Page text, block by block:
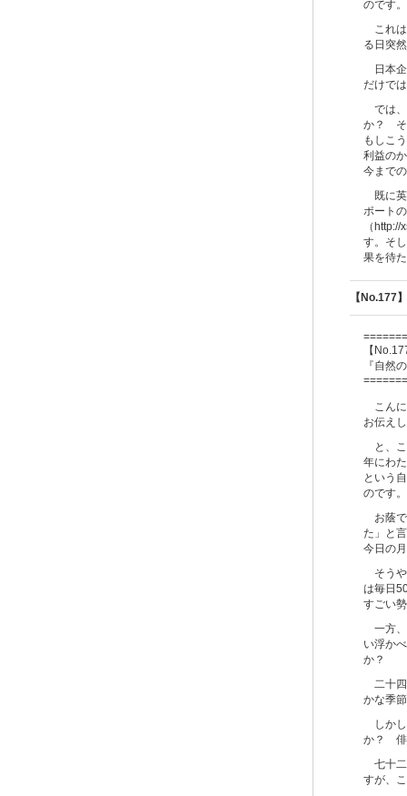
のです。
これは
る日突
日本企
だけで
では、
か？ そ
もしこ
利益の
今まで
既に英
ポート
（
す。そ
果を待
【No.177
【
『自然
こんに
お伝え
と、こ
年にわ
という
のです。
お蔭で
た」と
今日の
そうや
は毎日
すごい
一方、
い浮か
か？
二十四
かな季
しかし
か？ 俳
七十二
すが、